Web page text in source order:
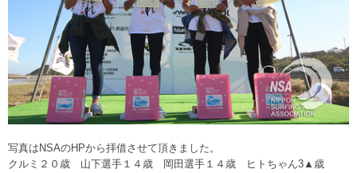
写真はNSAのHPから拝借させて頂きました。
クルミ２０歳 山下選手１４歳 岡田選手１４歳 ヒトちゃん3▲歳